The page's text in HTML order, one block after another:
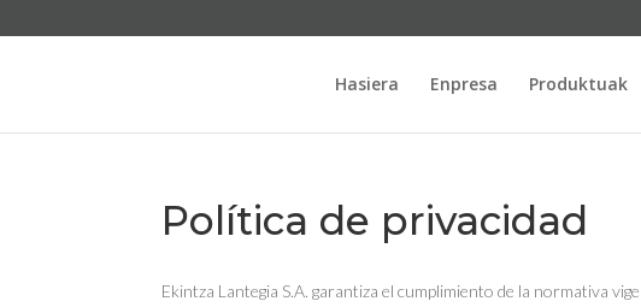
Hasiera Enpresa Produktuak
Política de privacidad
Ekintza Lantegia S.A. garantiza el cumplimiento de la normativa